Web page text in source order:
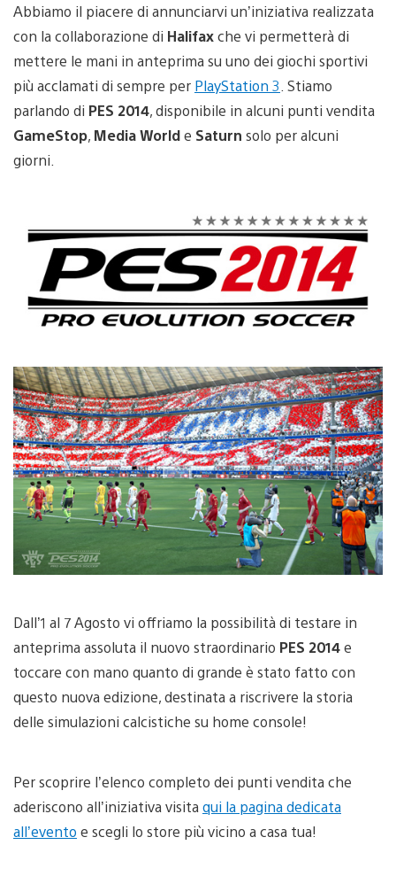
Abbiamo il piacere di annunciarvi un’iniziativa realizzata
con la collaborazione di Halifaxche vi permetterà di
mettere le mani in anteprima su uno dei giochi sportivi
più acclamati di sempre per PlayStation 3 . Stiamo
parlando di PES 2014, disponibile in alcuni punti vendita
GameStop, Media Worlde Saturn solo per alcuni
giorni.
Dall’1 al 7 Agosto vi offriamo la possibilità di testare in
anteprima assoluta il nuovo straordinario PES 2014e
toccare con mano quanto di grande è stato fatto con
questo nuova edizione, destinata a riscrivere la storia
delle simulazioni calcistiche su home console!
Per scoprire l’elenco completo dei punti vendita che
aderiscono all’iniziativa visita qui la pagina dedicata
all’evento e scegli lo store più vicino a casa tua!